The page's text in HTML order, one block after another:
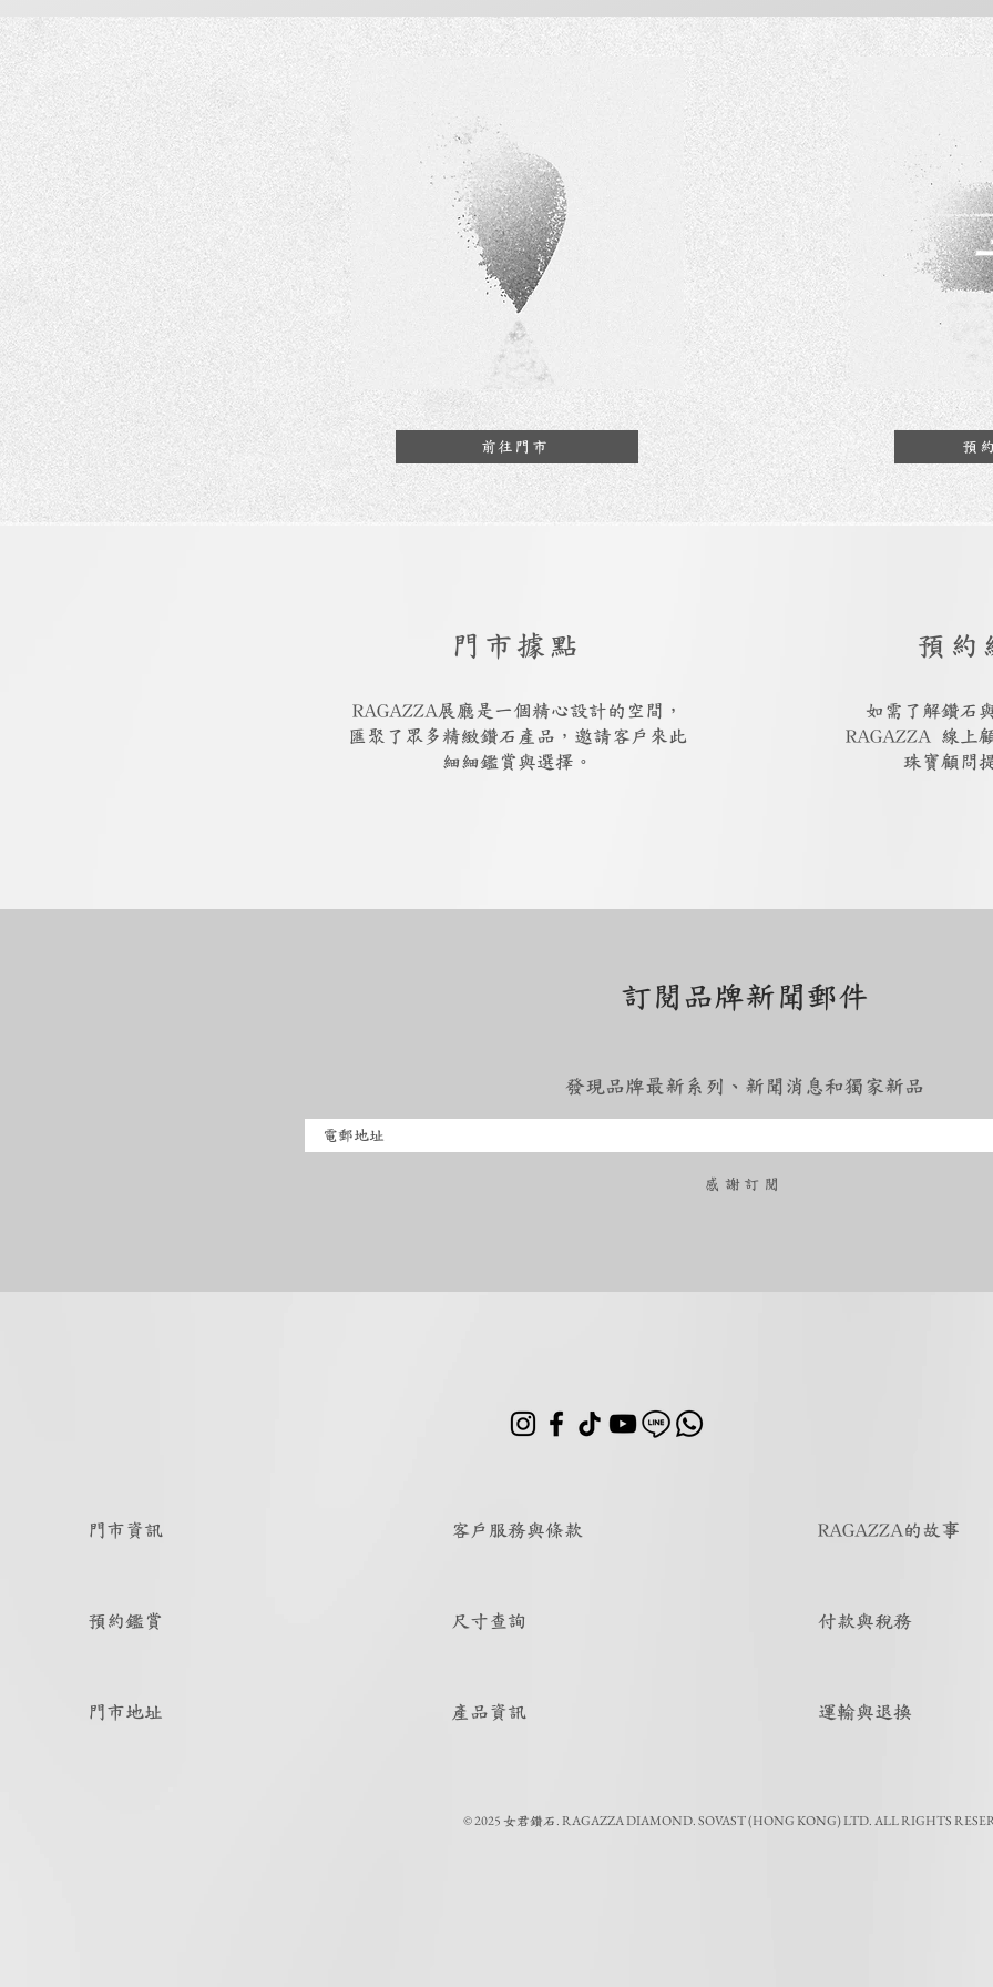
前往門市 預
門市據點
RAGAZZA展廳是一個精心設計的空間，
匯聚了眾多精緻鑽石產品，邀請客戶來此
細細鑑賞與選擇。
預約
如需了解鑽石
RAGAZZA 線上
珠寶顧問
訂閱品牌新聞郵件
發現品牌最新系列、新聞消息和獨家新品
​感謝訂閱
門市資訊
預約鑑賞
門市地址
客戶服務與條款
尺寸查詢
產品資訊
RAGAZZA的故事
付款與稅務
運輸與退換
© 2025 女君鑽石.RAGAZZA DIAMOND. SOVAST (HONG KONG) LTD. ALL RIGHTS